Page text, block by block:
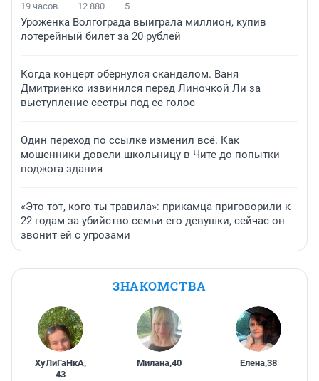
19 часов 12 880 5
Уроженка Волгограда выиграла миллион, купив
лотерейный билет за 20 рублей
Когда концерт обернулся скандалом. Ваня
Дмитриенко извинился перед Линочкой Ли за
выступление сестры под ее голос
Один переход по ссылке изменил всё. Как
мошенники довели школьницу в Чите до попытки
поджога здания
«Это тот, кого ты травила»: прикамца приговорили к
22 годам за убийство семьи его девушки, сейчас он
звонит ей с угрозами
ЗНАКОМСТВА
ХуЛиГаНкА,
43
Милана,40 Елена,38